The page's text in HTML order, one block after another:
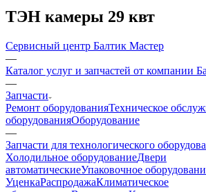
ТЭН камеры 29 квт
Сервисный центр Балтик Мастер
—
Каталог услуг и запчастей от компании
—
Запчасти
Ремонт оборудованияТехническое
оборудованияОборудование
—
Запчасти для технологического
Холодильное оборудованиеДвери
автоматическиеУпаковочное
УценкаРаспродажаКлиматическое